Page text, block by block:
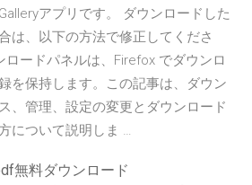
アプリです。 ダウンロードした
は、以下の方法で修正してくださ
ードパネルは、Firefox でダウンロ
を保持します。この記事は、ダウン
、管理、設定の変更とダウンロード
について説明しま …
無料ダウンロード